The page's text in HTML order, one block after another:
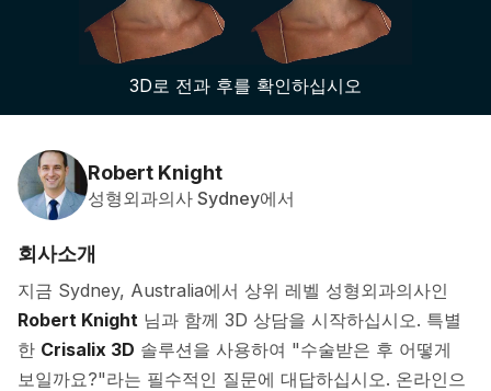
3D 비즈니스 플랫폼
환자 후기
3D로 전과 후를 확인하십시오
Robert Knight
성형외과의사 Sydney에서
회사소개
지금 Sydney, Australia에서 상위 레벨 성형외과의사인
Robert Knight 님과 함께 3D 상담을 시작하십시오. 특별
한 Crisalix 3D 솔루션을 사용하여 "수술받은 후 어떻게
보일까요?"라는 필수적인 질문에 대답하십시오. 온라인으